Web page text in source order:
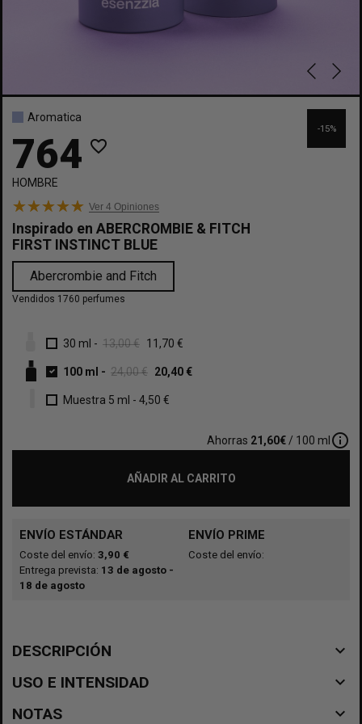
-15%
Aromatica
764 favorite_border
HOMBRE
Ver 4 Opiniones
Inspirado en ABERCROMBIE & FITCH
FIRST INSTINCT BLUE
Abercrombie and Fitch
Vendidos 1760 perfumes
30 ml - 13,00 € 11,70 €
100 ml - 24,00 € 20,40 €
Muestra 5 ml - 4,50 €
Ahorras 21,60€ / 100 mlinfo_outline
AÑADIR AL CARRITO
ENVÍO ESTÁNDAR
Coste del envío: 3,90 €
Entrega prevista: 13 de agosto -
18 de agosto
ENVÍO PRIME
Coste del envío:
DESCRIPCIÓN navigate_before
USO E INTENSIDAD navigate_before
NOTAS navigate_before